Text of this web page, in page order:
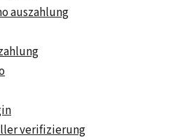
auszahlung
verifizierung